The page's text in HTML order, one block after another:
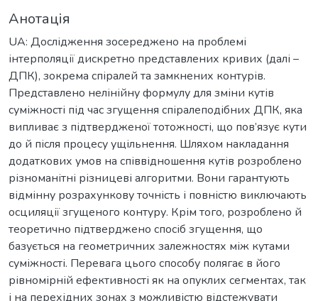
Анотація
UA: Дослідження зосереджено на проблемі
інтерполяції дискретно представлених кривих (далі –
ДПК), зокрема спіралей та замкнених контурів.
Представлено нелінійну формулу для зміни кутів
суміжності під час згущення спіралеподібних ДПК, яка
випливає з підтвердженої тотожності, що пов’язує кути
до й після процесу ущільнення. Шляхом накладання
додаткових умов на співвідношення кутів розроблено
різноманітні різницеві алгоритми. Вони гарантують
відмінну розрахункову точність і повністю виключають
осциляції згущеного контуру. Крім того, розроблено й
теоретично підтверджено спосіб згущення, що
базується на геометричних залежностях між кутами
суміжності. Перевага цього способу полягає в його
рівномірній ефективності як на опуклих сегментах, так
і на перехідних зонах з можливістю відстежувати